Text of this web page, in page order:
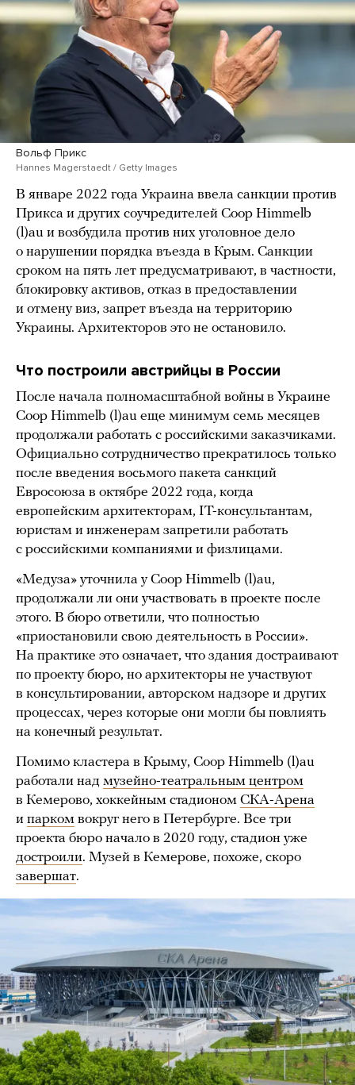
Вольф Прикс
Hannes Magerstaedt / Getty Images
В январе 2022 года Украина ввела санкции против
Прикса и других соучредителей Coop Himmelb
(l)au и возбудила против них уголовное дело
о нарушении порядка въезда в Крым. Санкции
сроком на пять лет предусматривают, в частности,
блокировку активов, отказ в предоставлении
и отмену виз, запрет въезда на территорию
Украины. Архитекторов это не остановило.
Что построили австрийцы в России
После начала полномасштабной войны в Украине
Coop Himmelb (l)au еще минимум семь месяцев
продолжали работать с российскими заказчиками.
Официально сотрудничество прекратилось только
после введения восьмого пакета санкций
Евросоюза в октябре 2022 года, когда
европейским архитекторам, IT-консультантам,
юристам и инженерам запретили работать
с российскими компаниями и физлицами.
«Медуза» уточнила у Coop Himmelb (l)au,
продолжали ли они участвовать в проекте после
этого. В бюро ответили, что полностью
«приостановили свою деятельность в России».
На практике это означает, что здания достраивают
по проекту бюро, но архитекторы не участвуют
в консультировании, авторском надзоре и других
процессах, через которые они могли бы повлиять
на конечный результат.
Помимо кластера в Крыму, Coop Himmelb (l)au
работали над музейно-театральным центром
в Кемерово, хоккейным стадионом СКА-Арена
и парком вокруг него в Петербурге. Все три
проекта бюро начало в 2020 году, стадион уже
достроили. Музей в Кемерове, похоже, скоро
завершат.